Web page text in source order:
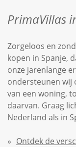
PrimaVillas
Zorgeloos en
kopen in Spanje,
onze jarenlange
ondersteunen wij
van een woning,
daarvan. Graag
Nederland als in
Ontdek de